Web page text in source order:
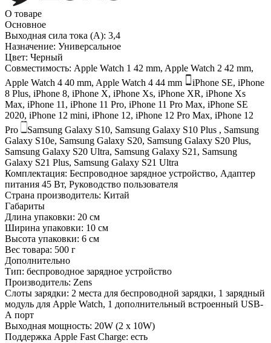
О товаре
Основное
Выходная сила тока (А): 3,4
Назначение: Универсальное
Цвет: Черный
Совместимость: Apple Watch 1 42 mm, Apple Watch 2 42 mm,
Apple Watch 4 40 mm, Apple Watch 4 44 mm
iPhone SE, iPhone
8 Plus, iPhone 8, iPhone X, iPhone Xs, iPhone XR, iPhone Xs
Max, iPhone 11, iPhone 11 Pro, iPhone 11 Pro Max, iPhone SE
2020, iPhone 12 mini, iPhone 12, iPhone 12 Pro Max, iPhone 12
Pro
Samsung Galaxy S10, Samsung Galaxy S10 Plus , Samsung
Galaxy S10e, Samsung Galaxy S20, Samsung Galaxy S20 Plus,
Samsung Galaxy S20 Ultra, Samsung Galaxy S21, Samsung
Galaxy S21 Plus, Samsung Galaxy S21 Ultra
Комплектация: Беспроводное зарядное устройство, Адаптер
питания 45 Вт, Руководство пользователя
Страна производитель: Китай
Габариты
Длина упаковки: 20 см
Ширина упаковки: 10 см
Высота упаковки: 6 см
Вес товара: 500 г
Дополнительно
Тип: беспроводное зарядное устройство
Производитель: Zens
Слоты зарядки: 2 места для беспроводной зарядки, 1 зарядный
модуль для Apple Watch, 1 дополнительный встроенный USB-
А порт
Выходная мощность: 20W (2 x 10W)
Поддержка Apple Fast Charge: есть